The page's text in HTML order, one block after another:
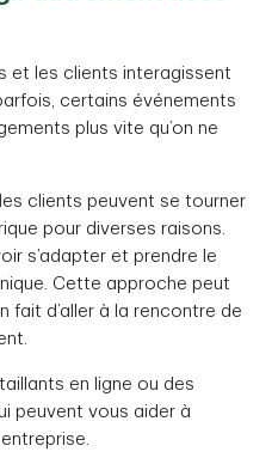
et les clients interagissent
certains événements
plus vite qu’on ne
clients peuvent se tourner
pour diverses raisons.
s’adapter et prendre le
Cette approche peut
fait d’aller à la rencontre de
en ligne ou des
peuvent vous aider à